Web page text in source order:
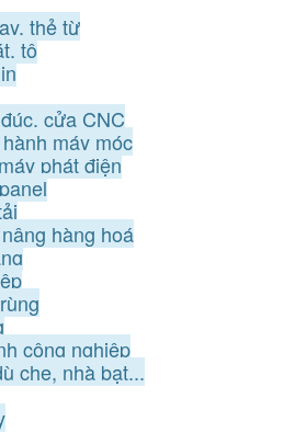
thẻ từ
tô
cửa CNC
máy móc
phát điện
hàng hoá
công nghiệp
che, nhà bạt...